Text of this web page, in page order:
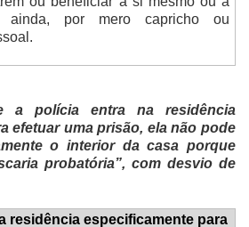
ainda, por mero capricho ou
a polícia entra na residência
efetuar uma prisão, ela não pode
o interior da casa porque
probatória”, com desvio de
residência especificamente para